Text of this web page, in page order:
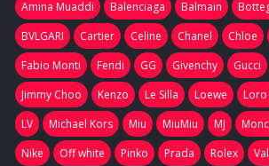
Amina Muaddi
Balenciaga Balmain
BVLGARI
Cartier Celine Chanel Chloe
Fabio Monti
Fendi GG Givenchy Gucci
Jimmy Choo
Kenzo Le Silla Loewe Loro
LV
Michael Kors Miu MiuMiu MJ
Nike
Off white Pinko Prada Rolex